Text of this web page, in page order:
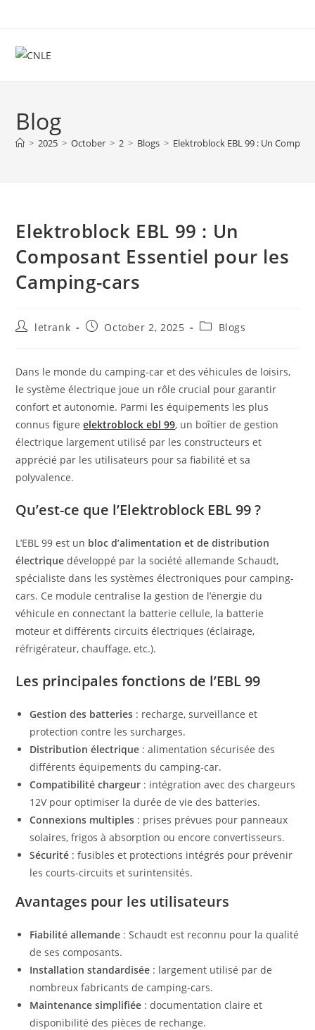
content
Blog
> 2025 > October > 2 > Blogs > Elektroblock EBL 99 : Un
Elektroblock EBL 99 : Un
Composant Essentiel pour les
Camping-cars
Postletrank
PostOctober 2, 2025
PostBlogs
Dans le monde du camping-car et des véhicules de loisirs,
le système électrique joue un rôle crucial pour garantir
confort et autonomie. Parmi les équipements les plus
connus figureelektroblock ebl 99, un boîtier de gestion
électrique largement utilisé par les constructeurs et
apprécié par les utilisateurs pour sa fiabilité et sa
polyvalence.
Qu’est-ce que l’Elektroblock EBL 99 ?
L’EBL 99 est un bloc d’alimentation et de distribution
électrique développé par la société allemande Schaudt,
spécialiste dans les systèmes électroniques pour camping-
cars. Ce module centralise la gestion de l’énergie du
véhicule en connectant la batterie cellule, la batterie
moteur et différents circuits électriques (éclairage,
réfrigérateur, chauffage, etc.).
Les principales fonctions de l’EBL 99
Gestion des batteries : recharge, surveillance et
protection contre les surcharges.
Distribution électrique : alimentation sécurisée des
différents équipements du camping-car.
Compatibilité chargeur : intégration avec des chargeurs
12V pour optimiser la durée de vie des batteries.
Connexions multiples : prises prévues pour panneaux
solaires, frigos à absorption ou encore convertisseurs.
Sécurité : fusibles et protections intégrés pour prévenir
les courts-circuits et surintensités.
Avantages pour les utilisateurs
Fiabilité allemande : Schaudt est reconnu pour la qualité
de ses composants.
Installation standardisée : largement utilisé par de
nombreux fabricants de camping-cars.
Maintenance simplifiée : documentation claire et
disponibilité des pièces de rechange.